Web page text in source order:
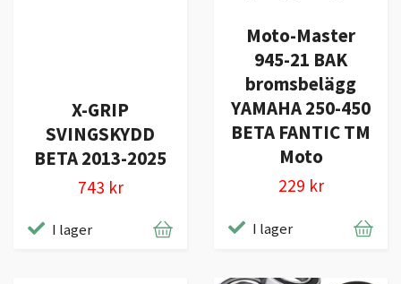
X-GRIP
SVINGSKYDD
BETA 2013-2025
743 kr
I lager
Moto-Master
945-21 BAK
bromsbelägg
YAMAHA 250-450
BETA FANTIC TM
Moto
229 kr
I lager